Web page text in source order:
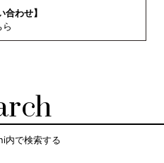
合わせ】
内で検索する